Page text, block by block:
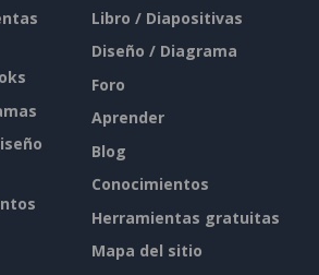
Libro / Diapositivas
Diseño / Diagrama
Foro
Aprender
Blog
Conocimientos
Herramientas gratuitas
Mapa del sitio